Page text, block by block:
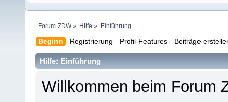
Forum ZDW» Hilfe » Einführung
Beginn Registrierung Profil-Features Beiträge
Hilfe: Einführung
Willkommen beim Forum